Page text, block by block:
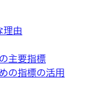
理由
主要指標
の指標の活用